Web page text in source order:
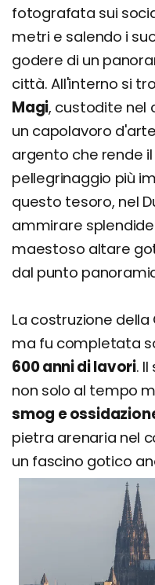
fotografata sui
metri e salendo i
godere di un
città. All'interno si
Magi, custodite nel
un capolavoro
argento che rende
pellegrinaggio più
questo tesoro, nel
ammirare
maestoso altare
dal punto
La costruzione
ma fu completata
600 anni di lavori.
non solo al tempo
smog e
pietra arenaria nel
un fascino gotico